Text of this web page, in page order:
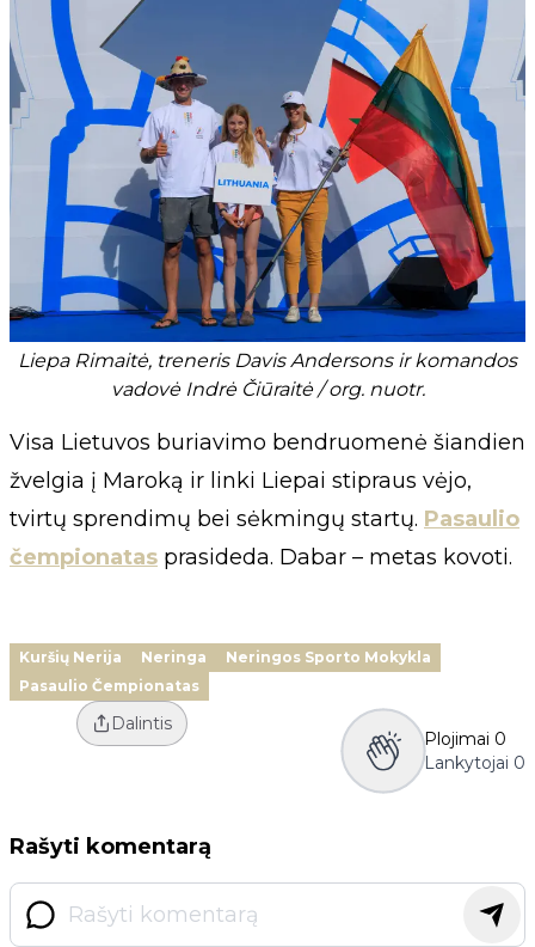
Liepa Rimaitė, treneris Davis Andersons ir komandos
vadovė Indrė Čiūraitė / org. nuotr.
Visa Lietuvos buriavimo bendruomenė šiandien
žvelgia į Maroką ir linki Liepai stipraus vėjo,
tvirtų sprendimų bei sėkmingų startų. Pasaulio
čempionatas prasideda. Dabar – metas kovoti.
Kuršių Nerija Neringa
Neringos Sporto Mokykla
Pasaulio Čempionatas
Dalintis
Plojimai 0
Lankytojai 0
Rašyti komentarą